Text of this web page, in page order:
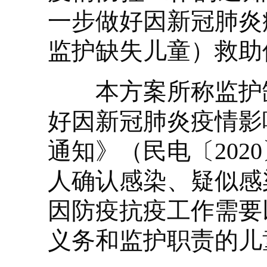
一步做好因新冠肺
监护缺失儿童）救
本方案所称监护
好因新冠肺炎疫情
通知》（民电〔
人确认感染、疑似
因防疫抗疫工作需
义务和监护职责的